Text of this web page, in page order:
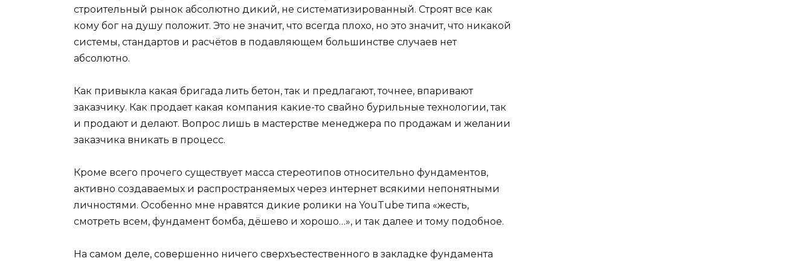
строительный рынок абсолютно дикий, не систематизированный. Строят все как
кому бог на душу положит. Это не значит, что всегда плохо, но это значит, что никакой
системы, стандартов и расчётов в подавляющем большинстве случаев нет
абсолютно.
Как привыкла какая бригада лить бетон, так и предлагают, точнее, впаривают
заказчику. Как продает какая компания какие-то свайно бурильные технологии, так
и продают и делают. Вопрос лишь в мастерстве менеджера по продажам и желании
заказчика вникать в процесс.
Кроме всего прочего существует масса стереотипов относительно фундаментов,
активно создаваемых и распространяемых через интернет всякими непонятными
личностями. Особенно мне нравятся дикие ролики на YouTube типа «жесть,
смотреть всем, фундамент бомба, дёшево и хорошо…», и так далее и тому подобное.
На самом деле, совершенно ничего сверхъестественного в закладке фундамента